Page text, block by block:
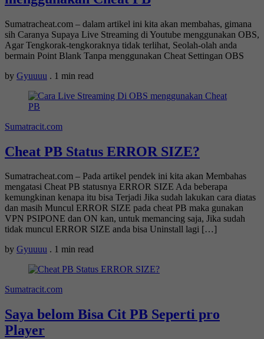
Sumatracheat.com – dalam artikel ini kita akan membahas, gimana
sih Caranya Supaya Live Streaming di Youtube menggunakan OBS,
Agar Tengkorak-tengkoraknya tidak terlihat, Seolah-olah anda
bermain Point Blank Tanpa menggunakan Cheat Settingan OBS
by Gyuuuu . 1 min read
Sumatracit.com
Cheat PB Status ERROR SIZE?
Sumatracheat.com – Pada artikel pendek ini kita akan Membahas
mengatasi Cheat PB statusnya ERROR SIZE Ada beberapa
kemungkinan kenapa itu bisa Terjadi Jika sudah lakukan cara diatas
dan masih Muncul ERROR SIZE pada cheat PB maka gunakan
VPN PSIPONE dan ON kan, untuk memancing saja, Jika sudah
tidak muncul ERROR SIZE anda bisa Uninstall lagi […]
by Gyuuuu . 1 min read
Sumatracit.com
Saya belom Bisa Cit PB Seperti pro
Player